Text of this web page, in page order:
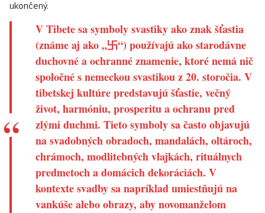
ukončený.
V Tibete sa symboly svastiky ako znak šťastia
(známe aj ako „卐“) používajú ako starodávne
duchovné a ochranné znamenie, ktoré nemá nič
spoločné s nemeckou svastikou z 20. storočia. V
tibetskej kultúre predstavujú šťastie, večný
život, harmóniu, prosperitu a ochranu pred
zlými duchmi. Tieto symboly sa často objavujú
na svadobných obradoch, mandalách, oltároch,
chrámoch, modlitebných vlajkách, rituálnych
predmetoch a domácich dekoráciách. V
kontexte svadby sa napríklad umiestňujú na
vankúše alebo obrazy, aby novomanželom